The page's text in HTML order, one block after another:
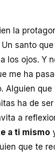
la
santo
los ojos. Y
me ha
Alguien que
ha de
a
a ti mismo
que te